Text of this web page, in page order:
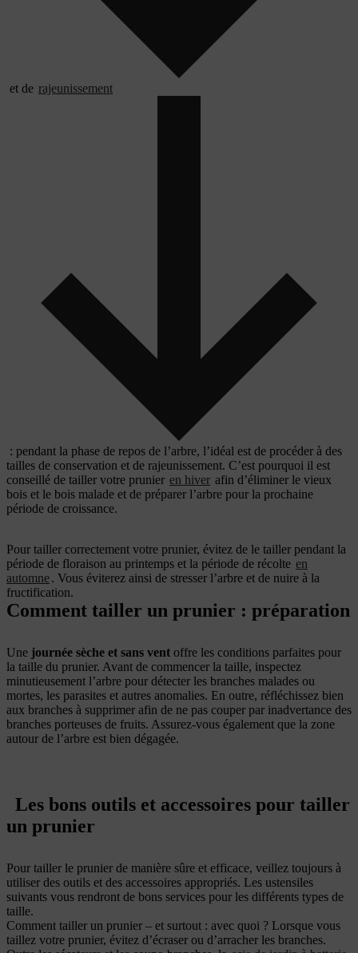
et de rajeunissement
: pendant la phase de repos de l’arbre, l’idéal est de procéder à des
tailles de conservation et de rajeunissement. C’est pourquoi il est
conseillé de tailler votre prunier en hiver afin d’éliminer le vieux
bois et le bois malade et de préparer l’arbre pour la prochaine
période de croissance.
Pour tailler correctement votre prunier, évitez de le tailler pendant la
période de floraison au printemps et la période de récolte en
automne. Vous éviterez ainsi de stresser l’arbre et de nuire à la
fructification.
Comment tailler un prunier : préparation
Une journée sèche et sans vent offre les conditions parfaites pour
la taille du prunier. Avant de commencer la taille, inspectez
minutieusement l’arbre pour détecter les branches malades ou
mortes, les parasites et autres anomalies. En outre, réfléchissez bien
aux branches à supprimer afin de ne pas couper par inadvertance des
branches porteuses de fruits. Assurez-vous également que la zone
autour de l’arbre est bien dégagée.
Les bons outils et accessoires pour tailler
un prunier
Pour tailler le prunier de manière sûre et efficace, veillez toujours à
utiliser des outils et des accessoires appropriés. Les ustensiles
suivants vous rendront de bons services pour les différents types de
taille.
Comment tailler un prunier – et surtout : avec quoi ? Lorsque vous
taillez votre prunier, évitez d’écraser ou d’arracher les branches.